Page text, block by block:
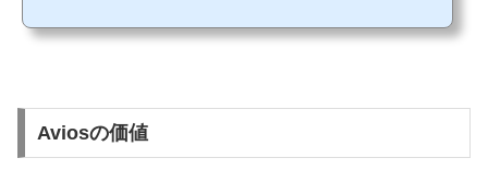
延防止重点措置地域の発着便については、手数料無料で変更・払い戻しを実施して
Aviosの価値